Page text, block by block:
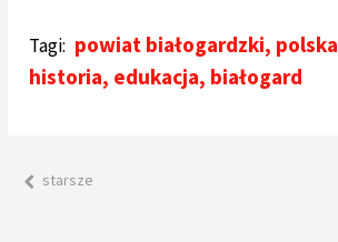
Tagi: powiat białogardzki, polska
historia, edukacja, białogard
starsze